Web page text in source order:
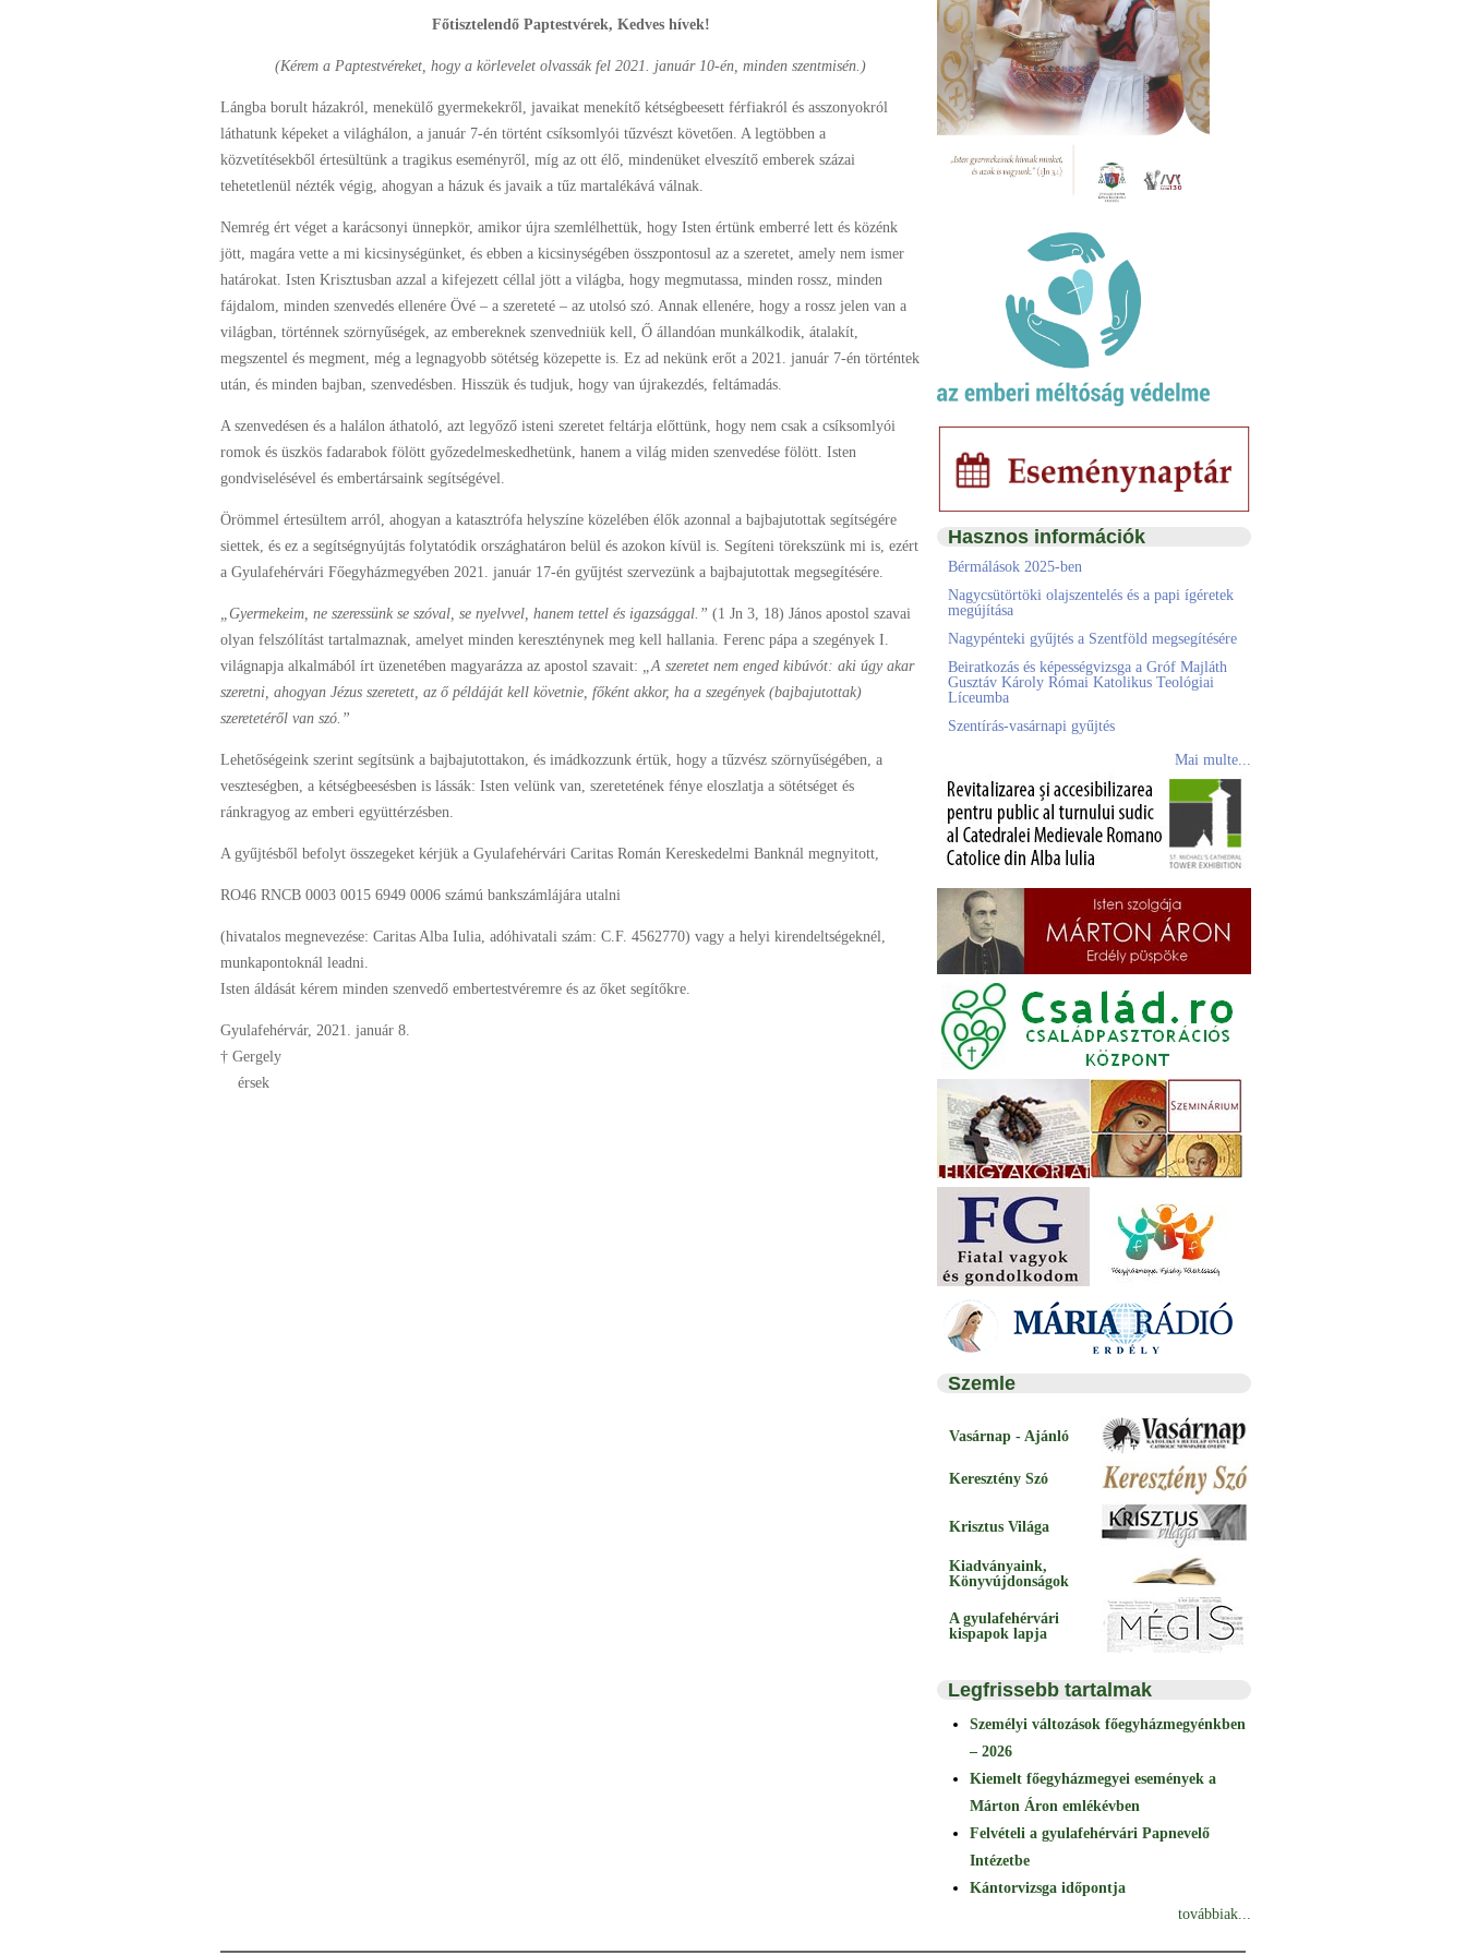
Főtisztelendő Paptestvérek, Kedves hívek!
(Kérem a Paptestvéreket, hogy a körlevelet olvassák fel 2021. január 10-én, minden szentmisén.)
Lángba borult házakról, menekülő gyermekekről, javaikat menekítő kétségbeesett férfiakról és asszonyokról
láthatunk képeket a világhálon, a január 7-én történt csíksomlyói tűzvészt követően. A legtöbben a
közvetítésekből értesültünk a tragikus eseményről, míg az ott élő, mindenüket elveszítő emberek százai
tehetetlenül nézték végig, ahogyan a házuk és javaik a tűz martalékává válnak.
Nemrég ért véget a karácsonyi ünnepkör, amikor újra szemlélhettük, hogy Isten értünk emberré lett és közénk
jött, magára vette a mi kicsinységünket, és ebben a kicsinységében összpontosul az a szeretet, amely nem ismer
határokat. Isten Krisztusban azzal a kifejezett céllal jött a világba, hogy megmutassa, minden rossz, minden
fájdalom, minden szenvedés ellenére Övé – a szereteté – az utolsó szó. Annak ellenére, hogy a rossz jelen van a
világban, történnek szörnyűségek, az embereknek szenvedniük kell, Ő állandóan munkálkodik, átalakít,
megszentel és megment, még a legnagyobb sötétség közepette is. Ez ad nekünk erőt a 2021. január 7-én történtek
után, és minden bajban, szenvedésben. Hisszük és tudjuk, hogy van újrakezdés, feltámadás.
A szenvedésen és a halálon áthatoló, azt legyőző isteni szeretet feltárja előttünk, hogy nem csak a csíksomlyói
romok és üszkös fadarabok fölött győzedelmeskedhetünk, hanem a világ miden szenvedése fölött. Isten
gondviselésével és embertársaink segítségével.
Örömmel értesültem arról, ahogyan a katasztrófa helyszíne közelében élők azonnal a bajbajutottak segítségére
siettek, és ez a segítségnyújtás folytatódik országhatáron belül és azokon kívül is. Segíteni törekszünk mi is, ezért
a Gyulafehérvári Főegyházmegyében 2021. január 17-én gyűjtést szervezünk a bajbajutottak megsegítésére.
„Gyermekeim, ne szeressünk se szóval, se nyelvvel, hanem tettel és igazsággal.” (1 Jn 3, 18) János apostol szavai
olyan felszólítást tartalmaznak, amelyet minden kereszténynek meg kell hallania. Ferenc pápa a szegények I.
világnapja alkalmából írt üzenetében magyarázza az apostol szavait: „A szeretet nem enged kibúvót: aki úgy akar
szeretni, ahogyan Jézus szeretett, az ő példáját kell követnie, főként akkor, ha a szegények (bajbajutottak)
szeretetéről van szó.”
Lehetőségeink szerint segítsünk a bajbajutottakon, és imádkozzunk értük, hogy a tűzvész szörnyűségében, a
veszteségben, a kétségbeesésben is lássák: Isten velünk van, szeretetének fénye eloszlatja a sötétséget és
ránkragyog az emberi együttérzésben.
A gyűjtésből befolyt összegeket kérjük a Gyulafehérvári Caritas Román Kereskedelmi Banknál megnyitott,
RO46 RNCB 0003 0015 6949 0006 számú bankszámlájára utalni
(hivatalos megnevezése: Caritas Alba Iulia, adóhivatali szám: C.F. 4562770) vagy a helyi kirendeltségeknél,
munkapontoknál leadni.
Isten áldását kérem minden szenvedő embertestvéremre és az őket segítőkre.
Gyulafehérvár, 2021. január 8.
† Gergely
érsek
Hasznos információk
Bérmálások 2025-ben
Nagycsütörtöki olajszentelés és a papi ígéretek
megújítása
Nagypénteki gyűjtés a Szentföld megsegítésére
Beiratkozás és képességvizsga a Gróf Majláth
Gusztáv Károly Római Katolikus Teológiai
Líceumba
Szentírás-vasárnapi gyűjtés
Mai multe...
Szemle
Vasárnap - Ajánló
Keresztény Szó
Krisztus Világa
Kiadványaink,
Könyvújdonságok
A gyulafehérvári
kispapok lapja
Legfrissebb tartalmak
Személyi változások főegyházmegyénkben
– 2026
Kiemelt főegyházmegyei események a
Márton Áron emlékévben
Felvételi a gyulafehérvári Papnevelő
Intézetbe
Kántorvizsga időpontja
továbbiak...